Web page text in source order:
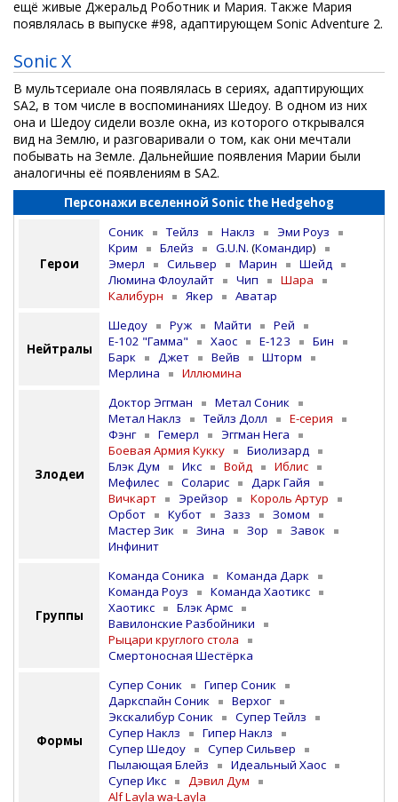
ещë живые Джеральд Роботник и Мария. Также Мария
появлялась в выпуске #98, адаптирующем Sonic Adventure 2.
Sonic X
В мультсериале она появлялась в сериях, адаптирующих
SA2, в том числе в воспоминаниях Шедоу. В одном из них
она и Шедоу сидели возле окна, из которого открывался
вид на Землю, и разговаривали о том, как они мечтали
побывать на Земле. Дальнейшие появления Марии были
аналогичны её появлениям в SA2.
Персонажи вселенной Sonic the Hedgehog
Герои
Соник Тейлз Наклз
Эми Роуз
Крим
Блейз G.U.N. (Командир)
Эмерл
Сильвер Марин
Шейд
Люмина Флоулайт
Чип
Шара
Калибурн
Якер Аватар
Нейтралы
Шедоу Руж Майти
Рей
E-102 "Гамма"
Хаос E-123
Бин
Барк
Джет Вейв
Шторм
Мерлина
Иллюмина
Злодеи
Доктор Эггман
Метал Соник
Метал Наклз
Тейлз Долл
E-серия
Фэнг
Гемерл
Эггман Нега
Боевая Армия Кукку
Биолизард
Блэк Дум
Икс Войд
Иблис
Мефилес
Соларис
Дарк Гайя
Вичкарт
Эрейзор
Король Артур
Орбот
Кубот Зазз
Зомом
Мастер Зик
Зина Зор
Завок
Инфинит
Группы
Команда Соника
Команда Дарк
Команда Роуз
Команда Хаотикс
Хаотикс
Блэк Армс
Вавилонские Разбойники
Рыцари круглого стола
Смертоносная Шестёрка
Формы
Супер Соник
Гипер Соник
Даркспайн Соник
Верхог
Экскалибур Соник
Супер Тейлз
Супер Наклз
Гипер Наклз
Супер Шедоу
Супер Сильвер
Пылающая Блейз
Идеальный Хаос
Супер Икс
Дэвил Дум
Alf Layla wa-Layla